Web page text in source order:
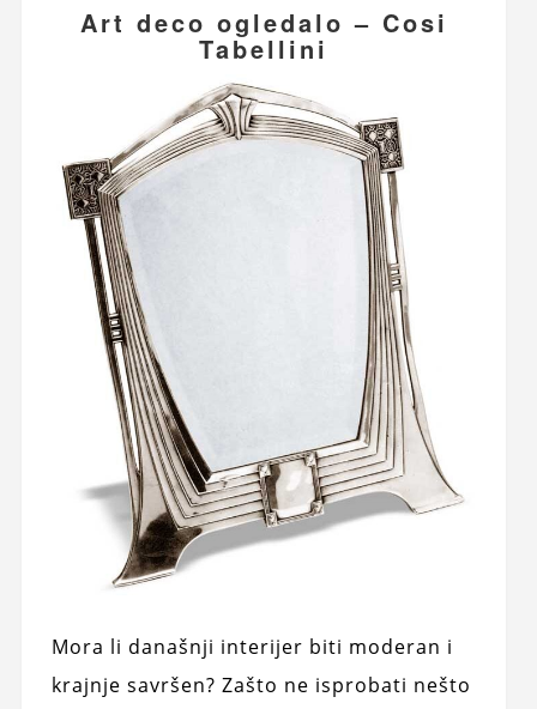
Art deco ogledalo – Cosi
Tabellini
Mora li današnji interijer biti moderan i
krajnje savršen? Zašto ne isprobati nešto